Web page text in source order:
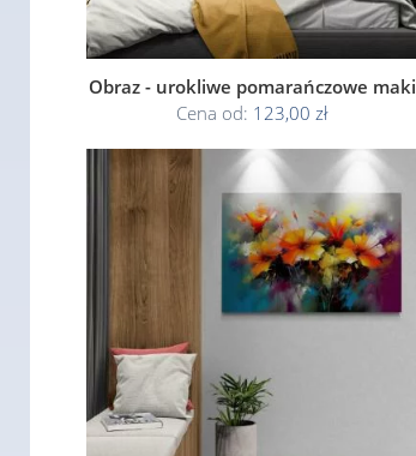
Obraz - urokliwe pomarańczowe maki
Cena od: 123,00 zł